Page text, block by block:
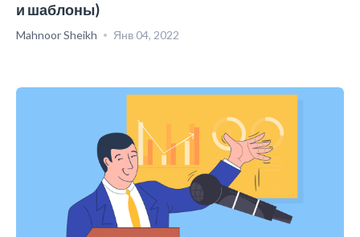
и шаблоны)
Mahnoor Sheikh Янв 04, 2022